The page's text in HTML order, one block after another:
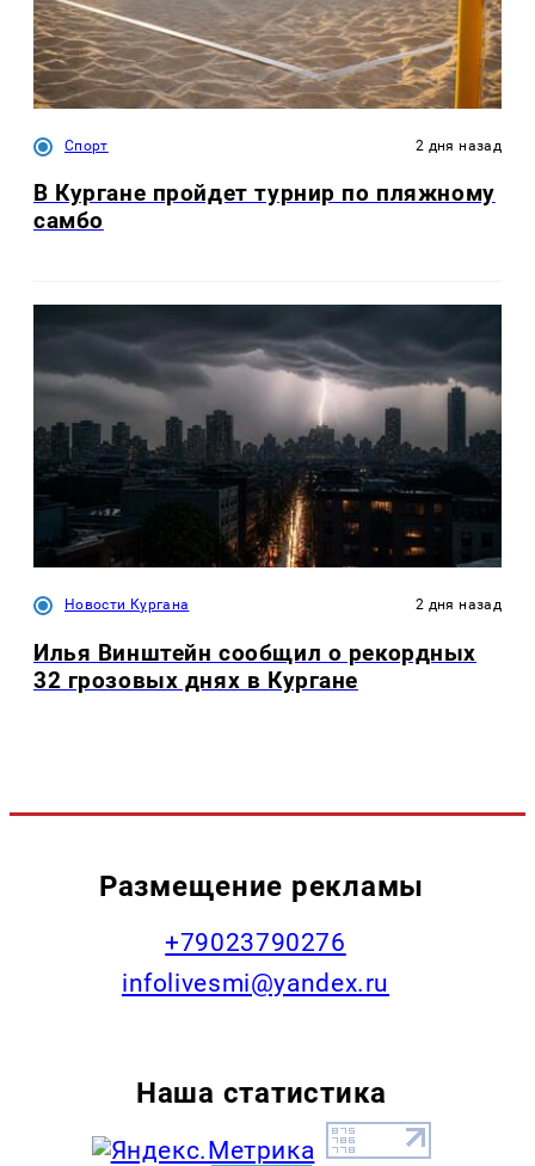
Спорт 2 дня назад
В Кургане пройдет турнир по пляжному
самбо
Новости Кургана 2 дня назад
Илья Винштейн сообщил о рекордных
32 грозовых днях в Кургане
Размещение рекламы
+79023790276
infolivesmi@yandex.ru
Наша статистика